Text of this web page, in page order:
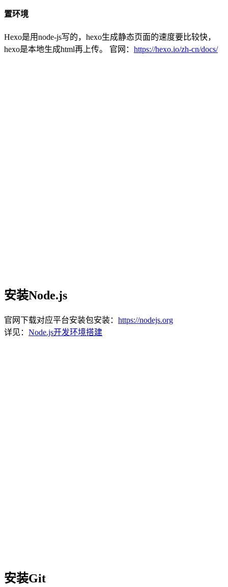
置环境
Hexo是用node-js写的，hexo生成静态页面的速度要比较快，
hexo是本地生成html再上传。 官网： https://hexo.io/zh-cn/docs/
安装Node.js
官网下载对应平台安装包安装： https://nodejs.org
详见： Node.js开发环境搭建
安装Git